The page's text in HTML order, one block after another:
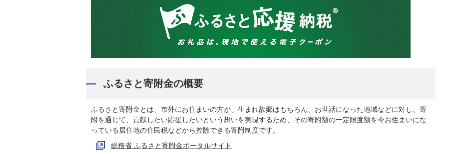
ふるさと寄附金の概要
ふるさと寄附金とは、市外にお住まいの方が、生まれ故郷はもちろん、お世話になった地域などに対し、寄
附を通じて、貢献したい応援したいという想いを実現するため、その寄附額の一定限度額を今お住まいにな
っている居住地の住民税などから控除できる寄附制度です。
総務省 ふるさと寄附金ポータルサイト